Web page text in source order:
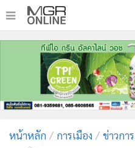
หน้าหลัก
ทันเหตุการณ์
• ภูมิภาค
• บันเทิง
หน้าหลัก การเมือง ข่าวกา